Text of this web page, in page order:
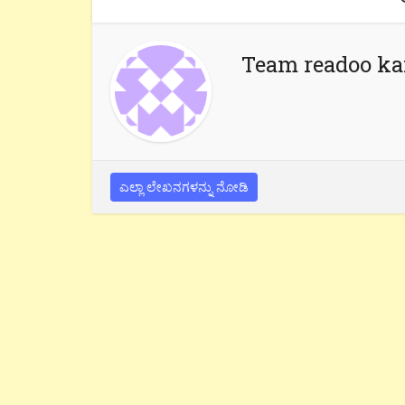
Team readoo
ಎಲ್ಲಾ ಲೇಖನಗಳನ್ನು ನೋಡಿ